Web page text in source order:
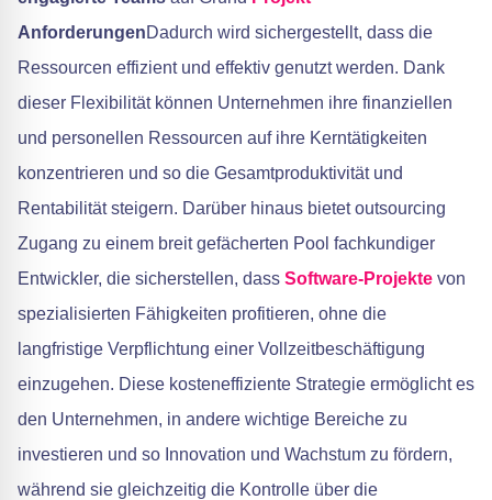
AnforderungenDadurch wird sichergestellt, dass die
Ressourcen effizient und effektiv genutzt werden. Dank
dieser Flexibilität können Unternehmen ihre finanziellen
und personellen Ressourcen auf ihre Kerntätigkeiten
konzentrieren und so die Gesamtproduktivität und
Rentabilität steigern. Darüber hinaus bietet outsourcing
Zugang zu einem breit gefächerten Pool fachkundiger
Entwickler, die sicherstellen, dass Software-Projekte von
spezialisierten Fähigkeiten profitieren, ohne die
langfristige Verpflichtung einer Vollzeitbeschäftigung
einzugehen. Diese kosteneffiziente Strategie ermöglicht es
den Unternehmen, in andere wichtige Bereiche zu
investieren und so Innovation und Wachstum zu fördern,
während sie gleichzeitig die Kontrolle über die